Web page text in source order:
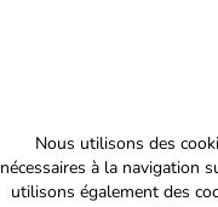
Nous utilisons des
nécessaires à la navigation
utilisons également des